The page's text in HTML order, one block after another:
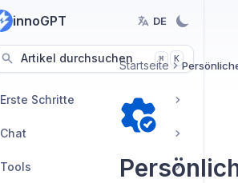
innoGPT DE
Artikel durchsuchen ⌘ K
Erste Schritte
Chat
Tools
Startseite